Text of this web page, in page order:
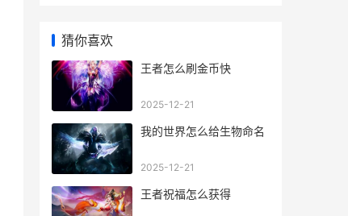
猜你喜欢
王者怎么刷金币快
2025-12-21
我的世界怎么给生物命名
2025-12-21
王者祝福怎么获得